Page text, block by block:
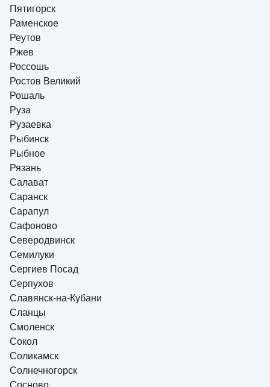
Пятигорск
Раменское
Реутов
Ржев
Россошь
Ростов Великий
Рошаль
Руза
Рузаевка
Рыбинск
Рыбное
Рязань
Салават
Саранск
Сарапул
Сафоново
Северодвинск
Семилуки
Сергиев Посад
Серпухов
Славянск-на-Кубани
Сланцы
Смоленск
Сокол
Соликамск
Солнечногорск
Сосново